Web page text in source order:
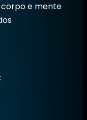
corpo e mente